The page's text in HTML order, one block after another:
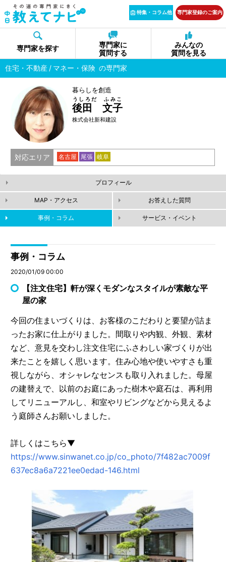
特集・コラム他 専門家登録のご案内
専門家を探す
専門家に
質問する
みんなの
質問を見る
住宅・不動産
マネー・保険 の専門家
暮らしを創造
後田 文子
うしろだ ふみこ
株式会社新和建設
対応エリア 名古屋 尾張 岐阜
プロフィール
MAP・アクセス お答えした質問
事例・コラム サービス・イベント
事例・コラム
2020/01/09 00:00
【注文住宅】軒が深くモダンなスタイルが素敵な平
屋の家
今回の住まいづくりは、お客様のこだわりと要望が詰ま
ったお家に仕上がりました。間取りや内観、外観、素材
など、意見を交わし注文住宅にふさわしい家づくりが出
来たことを嬉しく思います。住み心地や使いやすさも重
視しながら、オシャレなセンスも取り入れました。母屋
の建替えで、以前のお庭にあった樹木や庭石は、再利用
してリニューアルし、和室やリビングなどから見えるよ
う庭師さんお願いしました。
詳しくはこちら▼
https://www.sinwanet.co.jp/co_photo/7f482ac7009f
637ec8a6a7221ee0edad-146.html